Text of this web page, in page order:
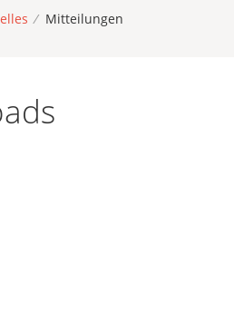
/ Mitteilungen